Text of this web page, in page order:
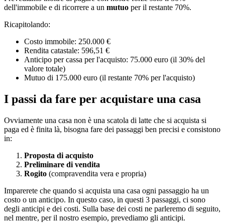
dell'immobile e di ricorrere a un mutuo per il restante 70%.
Ricapitolando:
Costo immobile: 250.000 €
Rendita catastale: 596,51 €
Anticipo per cassa per l'acquisto: 75.000 euro (il 30% del
valore totale)
Mutuo di 175.000 euro (il restante 70% per l'acquisto)
I passi da fare per acquistare una casa
Ovviamente una casa non è una scatola di latte che si acquista si
paga ed è finita là, bisogna fare dei passaggi ben precisi e consistono
in:
Proposta di acquisto
Preliminare di vendita
Rogito (compravendita vera e propria)
Imparerete che quando si acquista una casa ogni passaggio ha un
costo o un anticipo. In questo caso, in questi 3 passaggi, ci sono
degli anticipi e dei costi. Sulla base dei costi ne parleremo di seguito,
nel mentre, per il nostro esempio, prevediamo gli anticipi.